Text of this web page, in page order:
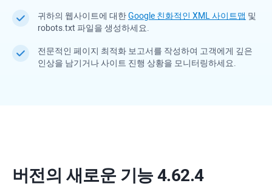
귀하의 웹사이트에 대한Google 친화적인 XML 사이트맵 및
robots.txt 파일을 생성하세요.
전문적인 페이지 최적화 보고서를 작성하여 고객에게 깊은
인상을 남기거나 사이트 진행 상황을 모니터링하세요.
버전의 새로운 기능 4.62.4